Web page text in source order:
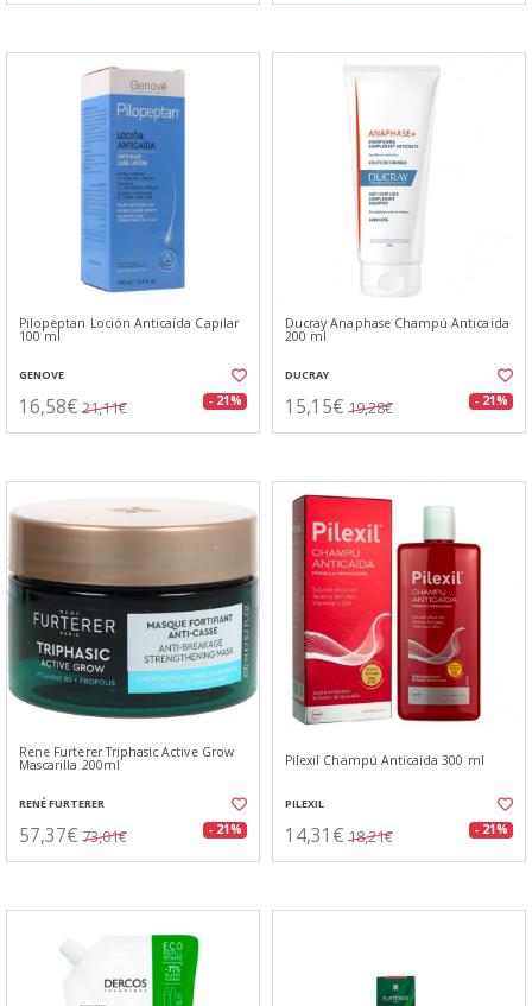
Pilopeptan Loción Anticaída Capilar
100 ml
GENOVE
16,58€ 21,11€ - 21%
Ducray Anaphase Champú Anticaida
200 ml
DUCRAY
15,15€ 19,28€ - 21%
Rene Furterer Triphasic Active Grow
Mascarilla 200ml
RENÉ FURTERER
57,37€ 73,01€ - 21%
Pilexil Champú Anticaida 300 ml
PILEXIL
14,31€ 18,21€ - 21%